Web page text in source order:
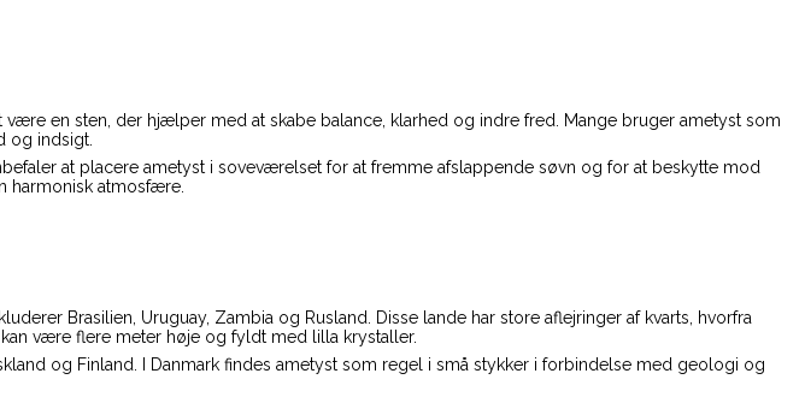
en sten, der hjælper med at skabe balance, klarhed og indre fred. Mange bruger ametyst som
og indsigt.
at placere ametyst i soveværelset for at fremme afslappende søvn og for at beskytte mod
harmonisk atmosfære.
Brasilien, Uruguay, Zambia og Rusland. Disse lande har store aflejringer af kvarts, hvorfra
være flere meter høje og fyldt med lilla krystaller.
og Finland. I Danmark findes ametyst som regel i små stykker i forbindelse med geologi og